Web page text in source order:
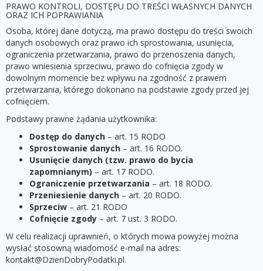
PRAWO KONTROLI, DOSTĘPU DO TREŚCI WŁASNYCH DANYCH
ORAZ ICH POPRAWIANIA
Osoba, której dane dotyczą, ma prawo dostępu do treści swoich
danych osobowych oraz prawo ich sprostowania, usunięcia,
ograniczenia przetwarzania, prawo do przenoszenia danych,
prawo wniesienia sprzeciwu, prawo do cofnięcia zgody w
dowolnym momencie bez wpływu na zgodność z prawem
przetwarzania, którego dokonano na podstawie zgody przed jej
cofnięciem.
Podstawy prawne żądania użytkownika:
Dostęp do danych – art. 15 RODO
Sprostowanie danych – art. 16 RODO.
Usunięcie danych (tzw. prawo do bycia
zapomnianym) – art. 17 RODO.
Ograniczenie przetwarzania – art. 18 RODO.
Przeniesienie danych – art. 20 RODO.
Sprzeciw – art. 21 RODO
Cofnięcie zgody – art. 7 ust. 3 RODO.
W celu realizacji uprawnień, o których mowa powyżej można
wysłać stosowną wiadomość e-mail na adres:
kontakt@DzienDobryPodatki.pl.